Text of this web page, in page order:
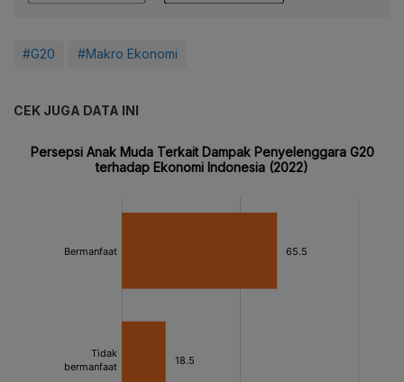
#G20 #Makro Ekonomi
CEK JUGA DATA INI